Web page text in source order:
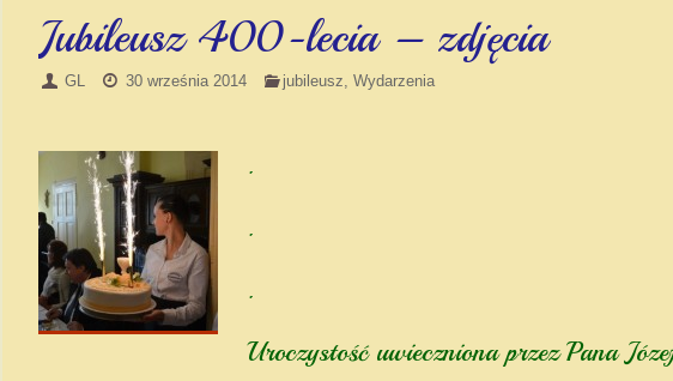
Jubileusz 400-lecia – zdjęcia
GL 30 września 2014 jubileusz,Wydarzenia
.
.
.
Uroczystość uwieczniona przez Pana